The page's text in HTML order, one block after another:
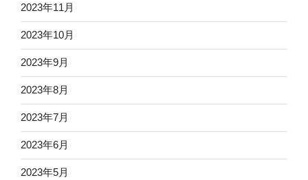
2023年11月
2023年10月
2023年9月
2023年8月
2023年7月
2023年6月
2023年5月